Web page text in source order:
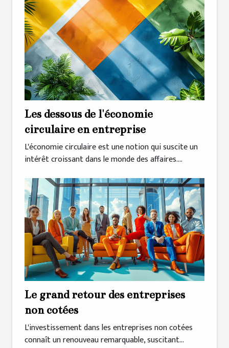
Les dessous de l'économie
circulaire en entreprise
L'économie circulaire est une notion qui suscite un
intérêt croissant dans le monde des affaires....
Le grand retour des entreprises
non cotées
L'investissement dans les entreprises non cotées
connaît un renouveau remarquable, suscitant...